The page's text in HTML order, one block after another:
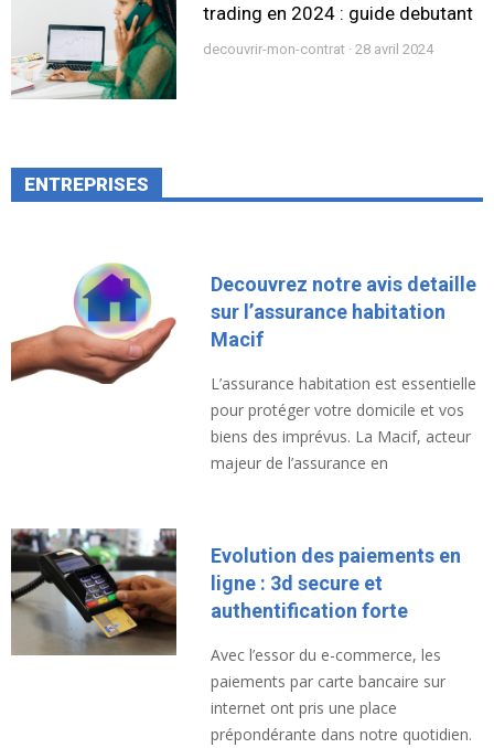
trading en 2024 : guide debutant
decouvrir-mon-contrat 28 avril 2024
ENTREPRISES
Decouvrez notre avis detaille
sur l’assurance habitation
Macif
L’assurance habitation est essentielle
pour protéger votre domicile et vos
biens des imprévus. La Macif, acteur
majeur de l’assurance en
Evolution des paiements en
ligne : 3d secure et
authentification forte
Avec l’essor du e-commerce, les
paiements par carte bancaire sur
internet ont pris une place
prépondérante dans notre quotidien.